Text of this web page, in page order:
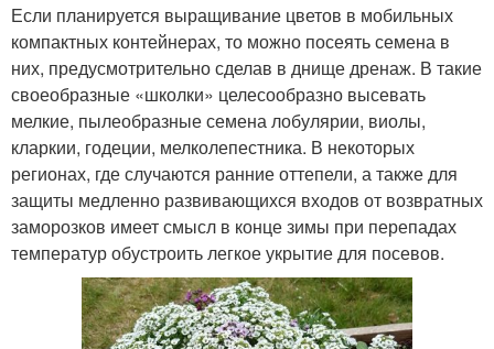
Если планируется выращивание цветов в мобильных
компактных контейнерах, то можно посеять семена в
них, предусмотрительно сделав в днище дренаж. В такие
своеобразные «школки» целесообразно высевать
мелкие, пылеобразные семена лобулярии, виолы,
кларкии, годеции, мелколепестника. В некоторых
регионах, где случаются ранние оттепели, а также для
защиты медленно развивающихся входов от возвратных
заморозков имеет смысл в конце зимы при перепадах
температур обустроить легкое укрытие для посевов.